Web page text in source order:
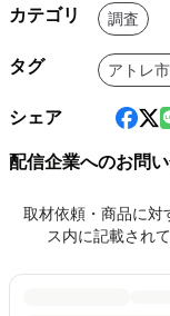
カテゴリ 調査
タグ アトレ
シェア
配信企業へのお問
取材依頼・商品に対
ス内に記載され